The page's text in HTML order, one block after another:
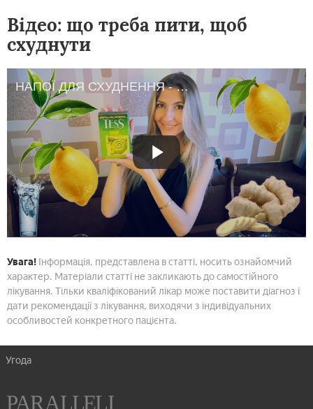
Відео: що треба пити, щоб
схуднути
НАПОЇ ДЛЯ СХУДНЕННЯ - ТОП 5 НАЙКРАЩИХ НАПОЇВ ❤
Увага! Інформація, представлена в статті, носить ознайомчий
характер. Матеріали статті не закликають до самостійного
лікування. Тільки кваліфікований лікар може поставити діагноз і
дати рекомендації з лікування, виходячи з індивідуальних
особливостей конкретного пацієнта.
Угода